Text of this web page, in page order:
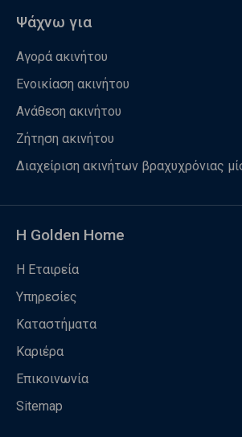
Ψάχνω για
Αγορά ακινήτου
Ενοικίαση ακινήτου
Ανάθεση ακινήτου
Ζήτηση ακινήτου
Διαχείριση ακινήτων βραχυχρόνιας
Η Golden Home
Η Εταιρεία
Υπηρεσίες
Καταστήματα
Καριέρα
Επικοινωνία
Sitemap